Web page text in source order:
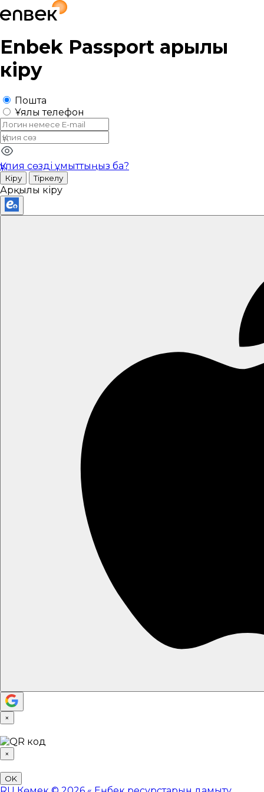
Enbek Passport арқылы
кіру
Пошта
Ұялы телефон
Құпия сөзді ұмыттыңыз ба?
Кіру Тіркелу
Арқылы кіру
×
×
OK